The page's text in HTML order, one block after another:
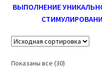
ВЫПОЛНЕНИЕ
Показаны все (30)